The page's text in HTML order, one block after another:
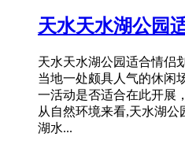
天水天水湖公园
天水天水湖公园适合情侣
当地一处颇具人气的休闲
一活动是否适合在此开展
从自然环境来看,天水湖公
湖水...